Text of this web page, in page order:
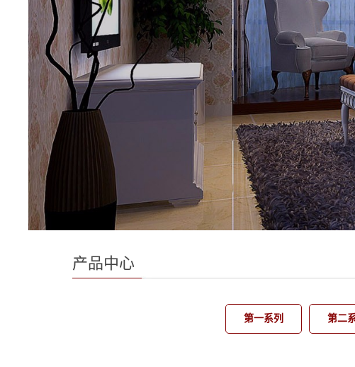
产品中心
第一系列 第二